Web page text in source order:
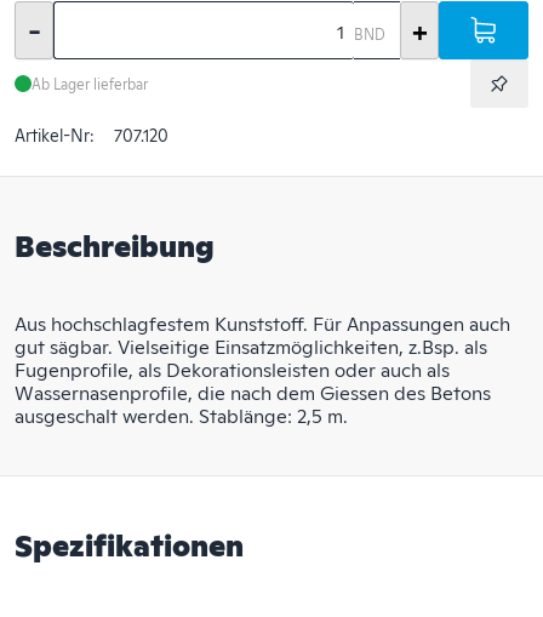
- BND +
Ab Lager lieferbar
Artikel-Nr: 707.120
Beschreibung
Aus hochschlagfestem Kunststoff. Für Anpassungen auch
gut sägbar. Vielseitige Einsatzmöglichkeiten, z.Bsp. als
Fugenprofile, als Dekorationsleisten oder auch als
Wassernasenprofile, die nach dem Giessen des Betons
ausgeschalt werden. Stablänge: 2,5 m.
Spezifikationen